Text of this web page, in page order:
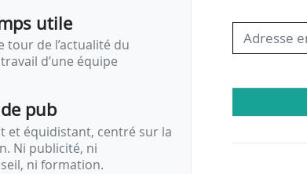
lot « Bourgogne-Ouest-Nivernais » le 16/
utile
tour de l’actualité du
d’une équipe
pub
et équidistant, centré sur la
Ni publicité, ni
ni formation.